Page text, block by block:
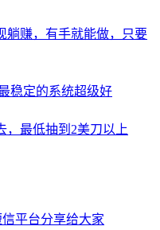
躺赚，有手就能做，只要
稳定的系统超级好
，最低抽到2美刀以上
信平台分享给大家